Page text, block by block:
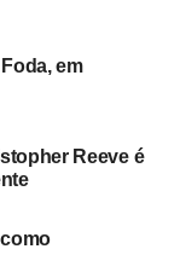
em
Reeve é